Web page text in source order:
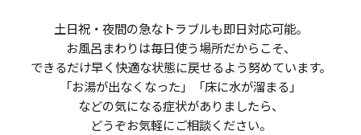
土日祝・夜間の急なトラブルも即日対応可能。
お風呂まわりは毎日使う場所だからこそ、
できるだけ早く快適な状態に戻せるよう努めています。
「お湯が出なくなった」「床に水が溜まる」
などの気になる症状がありましたら、
どうぞお気軽にご相談ください。